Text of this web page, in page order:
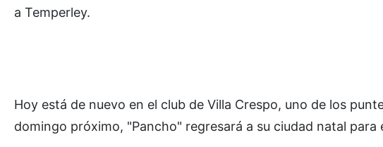
a Temperley.
Hoy está de nuevo en el club de Villa Crespo, uno de los
domingo próximo, "Pancho" regresará a su ciudad natal